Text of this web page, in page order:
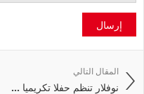
إرسال
المقال التالي
نوفلار تنظم حفلا تكريميا ...